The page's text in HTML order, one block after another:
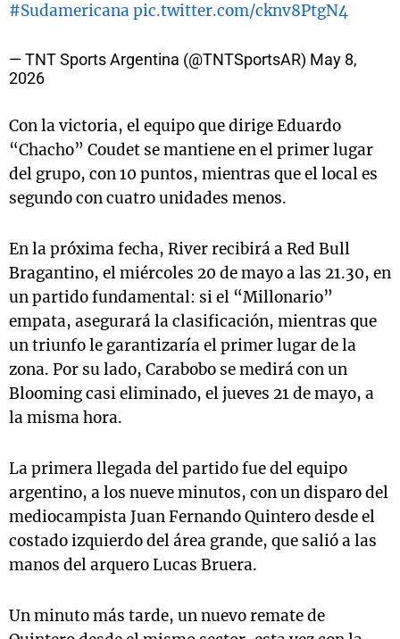
#Sudamericanapic.twitter.com/cknv8PtgN4
— TNT Sports Argentina (@TNTSportsAR) May 8,
2026
Con la victoria, el equipo que dirige Eduardo
“Chacho” Coudet se mantiene en el primer lugar
del grupo, con 10 puntos, mientras que el local es
segundo con cuatro unidades menos.
En la próxima fecha, River recibirá a Red Bull
Bragantino, el miércoles 20 de mayo a las 21.30, en
un partido fundamental: si el “Millonario”
empata, asegurará la clasificación, mientras que
un triunfo le garantizaría el primer lugar de la
zona. Por su lado, Carabobo se medirá con un
Blooming casi eliminado, el jueves 21 de mayo, a
la misma hora.
La primera llegada del partido fue del equipo
argentino, a los nueve minutos, con un disparo del
mediocampista Juan Fernando Quintero desde el
costado izquierdo del área grande, que salió a las
manos del arquero Lucas Bruera.
Un minuto más tarde, un nuevo remate de